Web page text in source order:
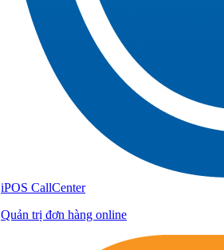
iPOS CallCenter
Quản trị đơn hàng online